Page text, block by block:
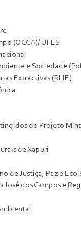
(OCCA)/ UFES
e Sociedade
Extractivas (RLIE)
do Projeto
de Xapuri
de Justiça, Paz e
dos Campos e